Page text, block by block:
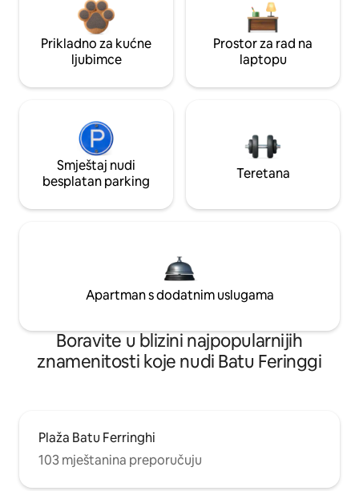
Prikladno za kućne
ljubimce
Prostor za rad na
laptopu
Smještaj nudi
besplatan parking
Teretana
Apartman s dodatnim uslugama
Boravite u blizini najpopularnijih
znamenitosti koje nudi Batu Feringgi
Plaža Batu Ferringhi
103 mještanina preporučuju